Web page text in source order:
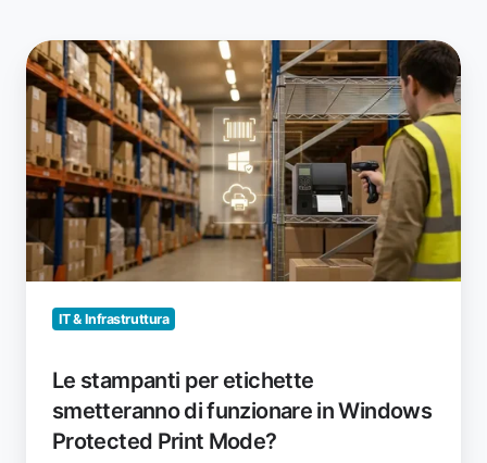
Le
stampanti
per
etichette
smetteranno
di
funzionare
in
Windows
Protected
PrintIT & Infrastruttura
Le stampanti per etichette
smetteranno di funzionare in Windows
Protected Print Mode?